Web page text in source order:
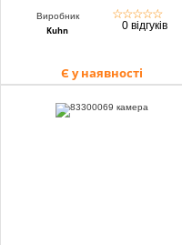
Виробник
Kuhn
☆☆☆☆☆
0 відгуків
Є у наявності